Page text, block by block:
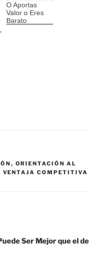
O Aportas
Valor o Eres
Barato
, ORIENTACIÓN AL
VENTAJA COMPETITIVA
Ser Mejor que el de